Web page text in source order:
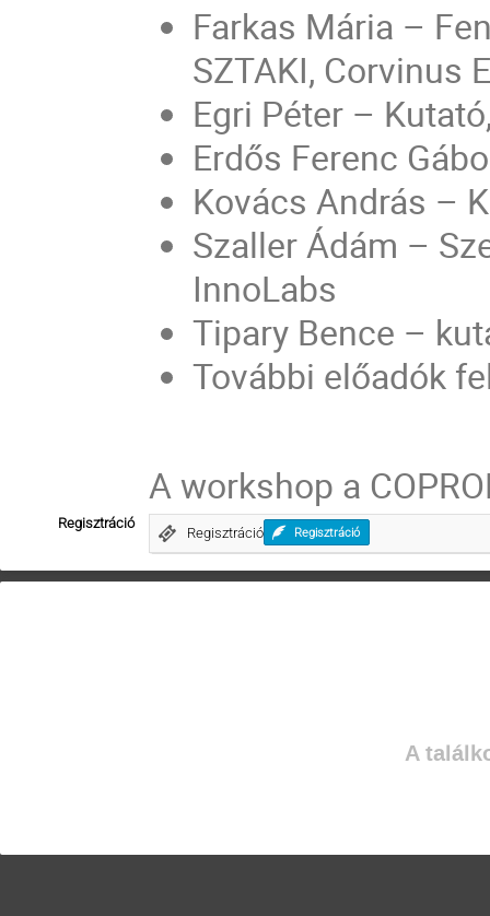
Farkas Mária –
SZTAKI, Corvinus
Egri Péter –
Erdős Ferenc
Kovács András –
Szaller Ádám –
InnoLabs
Tipary Bence –
További előadók
A workshop a
Regisztráció
Regisztráció Regisztráció
A